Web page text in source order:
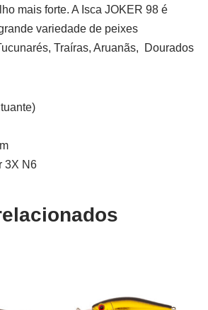
mais forte. A Isca JOKER 98 é
variedade de peixes
Traíras, Aruanãs, Dourados
3X N6